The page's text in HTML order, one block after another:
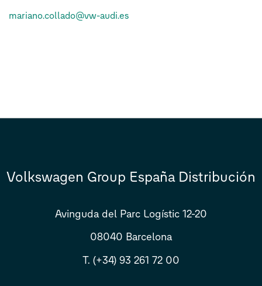
mariano.collado@vw-audi.es
Volkswagen Group España Distribución
Avinguda del Parc Logístic 12-20
08040 Barcelona
T. (+34) 93 261 72 00